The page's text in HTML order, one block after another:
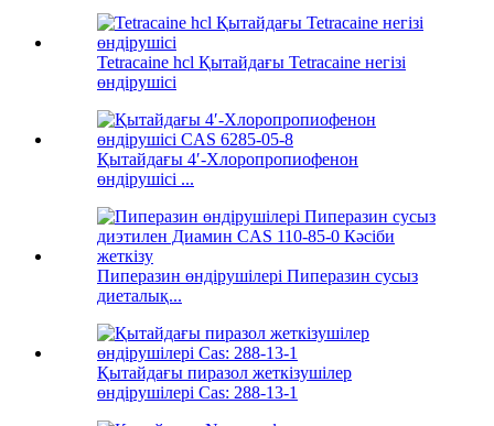
Tetracaine hcl Қытайдағы Tetracaine негізі
өндірушісі
Қытайдағы 4′-Хлоропропиофенон
өндірушісі ...
Пиперазин өндірушілері Пиперазин сусыз
диеталық...
Қытайдағы пиразол жеткізушілер
өндірушілері Cas: 288-13-1